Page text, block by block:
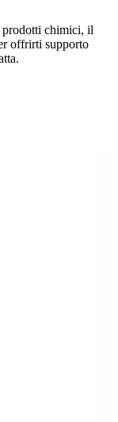
prodotti chimici, il
offrirti supporto